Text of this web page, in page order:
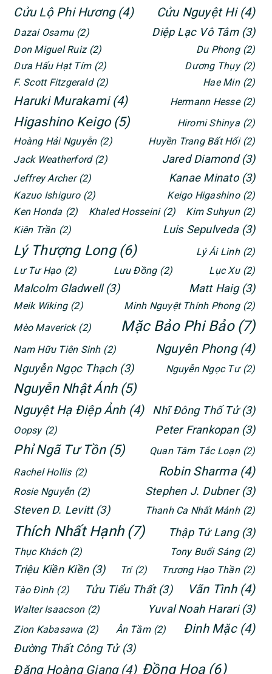
Cửu Lộ Phi Hương (4) Cửu Nguyệt Hi (4)
Dazai Osamu (2) Diệp Lạc Vô Tâm (3)
Don Miguel Ruiz (2) Du Phong (2)
Dưa Hấu Hạt Tím (2) Dương Thụy (2)
F. Scott Fitzgerald (2) Hae Min (2)
Haruki Murakami (4) Hermann Hesse (2)
Higashino Keigo (5) Hiromi Shinya (2)
Hoàng Hải Nguyễn (2) Huyền Trang Bất Hối (2)
Jack Weatherford (2) Jared Diamond (3)
Jeffrey Archer (2) Kanae Minato (3)
Kazuo Ishiguro (2) Keigo Higashino (2)
Ken Honda (2) Khaled Hosseini (2) Kim Suhyun (2)
Kiên Trần (2) Luis Sepulveda (3)
Lý Thượng Long (6) Lý Ái Linh (2)
Lư Tư Hạo (2) Lưu Đồng (2) Lục Xu (2)
Malcolm Gladwell (3) Matt Haig (3)
Meik Wiking (2) Minh Nguyệt Thính Phong (2)
Mèo Maverick (2) Mặc Bảo Phi Bảo (7)
Nam Hữu Tiên Sinh (2) Nguyên Phong (4)
Nguyễn Ngọc Thạch (3) Nguyễn Ngọc Tư (2)
Nguyễn Nhật Ánh (5)
Nguyệt Hạ Điệp Ảnh (4) Nhĩ Đông Thố Tử (3)
Oopsy (2) Peter Frankopan (3)
Phỉ Ngã Tư Tồn (5) Quan Tâm Tắc Loạn (2)
Rachel Hollis (2) Robin Sharma (4)
Rosie Nguyễn (2) Stephen J. Dubner (3)
Steven D. Levitt (3) Thanh Ca Nhất Mảnh (2)
Thích Nhất Hạnh (7) Thập Tứ Lang (3)
Thục Khách (2) Tony Buổi Sáng (2)
Triệu Kiền Kiền (3) Trí (2) Trương Hạo Thần (2)
Tào Đình (2) Tửu Tiểu Thất (3) Vãn Tình (4)
Walter Isaacson (2) Yuval Noah Harari (3)
Zion Kabasawa (2) Ân Tầm (2) Đinh Mặc (4)
Đường Thất Công Tử (3)
Đặng Hoàng Giang (4) Đồng Hoa (6)